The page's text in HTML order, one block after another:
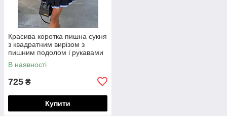
Красива коротка пишна сукня
з квадратним вирізом з
пишним подолом і рукавами
"ліхтариками"
В наявності
725 ₴
Купити